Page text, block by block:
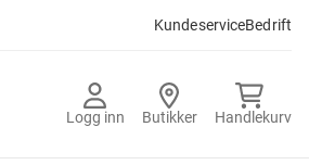
KundeserviceBedrift
Logg inn Butikker Handlekurv